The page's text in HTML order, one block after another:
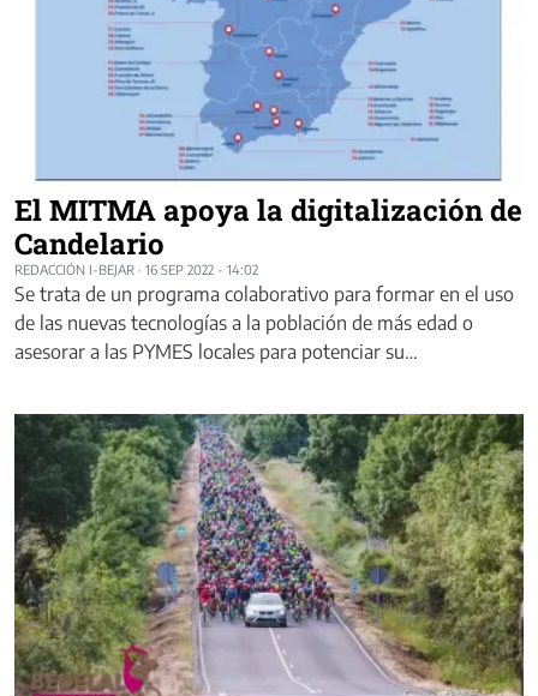
El MITMA apoya la digitalización de
Candelario
REDACCIÓN I-BEJAR · 16 SEP 2022 - 14:02
Se trata de un programa colaborativo para formar en el uso
de las nuevas tecnologías a la población de más edad o
asesorar a las PYMES locales para potenciar su…